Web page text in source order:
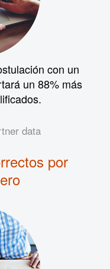
con un
un 88% más
data
por